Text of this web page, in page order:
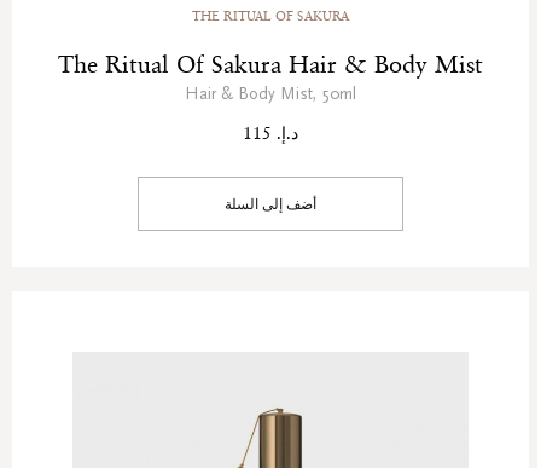
THE RITUAL OF SAKURA
The Ritual Of Sakura Hair & Body Mist
Hair & Body Mist, 50ml
د.إ. 115
أضف إلى السلة